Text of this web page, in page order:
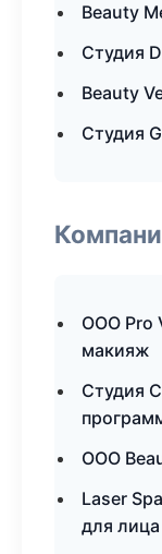
Beauty
Студия
Beauty
Студия
ООО Pro
макияж
Студия
ООО
Laser
для лица